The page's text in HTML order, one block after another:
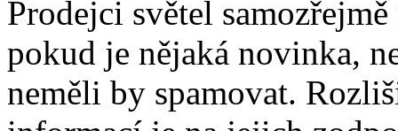
Prodejci světel
pokud je nějaká novinka,
neměli by spamovat.